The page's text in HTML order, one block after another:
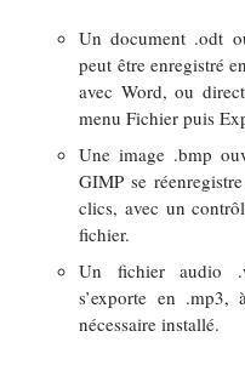
Un document .odt
peut être enregistré
avec Word, ou
menu Fichier puis
Une image .bmp
GIMP se
clics, avec un
fichier.
Un fichier audio
s’exporte en .mp3,
nécessaire installé.